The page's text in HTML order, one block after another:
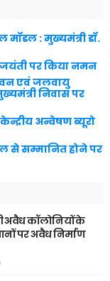
मॉडल : मुख्यमंत्री डॉ.
जयंती पर किया नमन
वन एवं जलवायु
निवास पर
अन्वेषण ब्यूरो
से सम्मानित होने पर
अवैध कॉलोनियों के
पर अवैध निर्माण